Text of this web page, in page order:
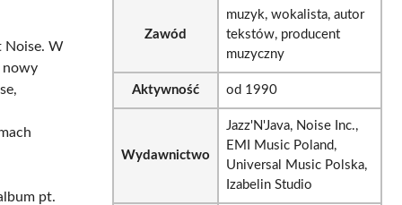
Noise. W
nowy
pt.
Zawód
muzyk, wokalista, autor
tekstów, producent
muzyczny
Aktywność od 1990
Wydawnictwo
Jazz'N'Java, Noise Inc.,
EMI Music Poland,
Universal Music Polska,
Izabelin Studio